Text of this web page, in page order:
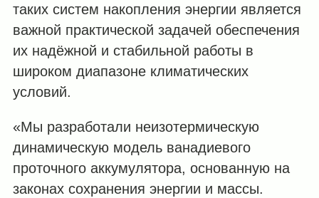
таких систем накопления энергии является
важной практической задачей обеспечения
их надёжной и стабильной работы в
широком диапазоне климатических
условий.
«Мы разработали неизотермическую
динамическую модель ванадиевого
проточного аккумулятора, основанную на
законах сохранения энергии и массы.